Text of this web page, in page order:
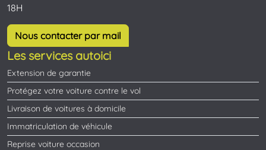
18H
Nous contacter par mail
Les services autoici
Extension de garantie
Protégez votre voiture contre le vol
Livraison de voitures à domicile
Immatriculation de véhicule
Reprise voiture occasion